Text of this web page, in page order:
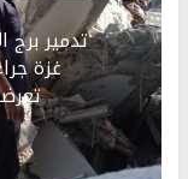
تدمير
غزة
Previous